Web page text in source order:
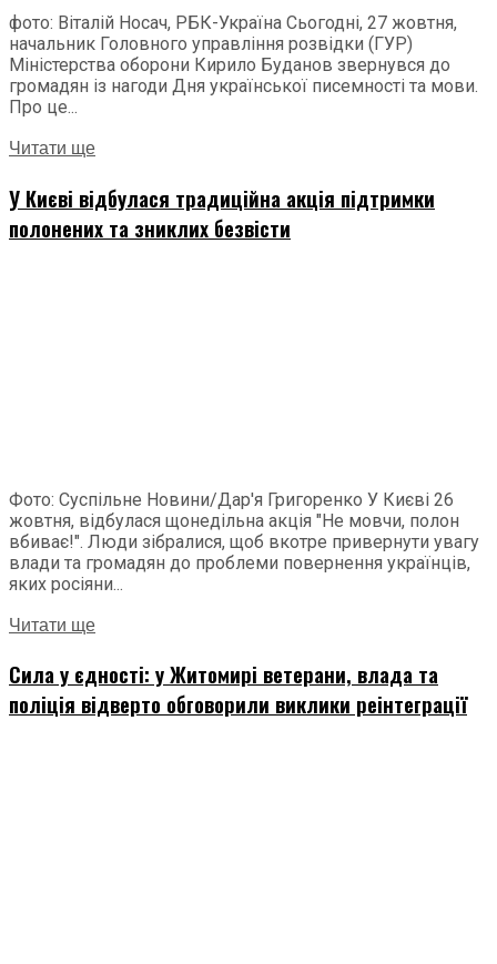
фото: Віталій Носач, РБК-Україна Сьогодні, 27 жовтня,
начальник Головного управління розвідки (ГУР)
Міністерства оборони Кирило Буданов звернувся до
громадян із нагоди Дня української писемності та мови.
Про це...
Читати ще
У Києві відбулася традиційна акція підтримки
полонених та зниклих безвісти
Фото: Суспільне Новини/Дар'я Григоренко У Києві 26
жовтня, відбулася щонедільна акція "Не мовчи, полон
вбиває!". Люди зібралися, щоб вкотре привернути увагу
влади та громадян до проблеми повернення українців,
яких росіяни...
Читати ще
Сила у єдності: у Житомирі ветерани, влада та
поліція відверто обговорили виклики реінтеграції